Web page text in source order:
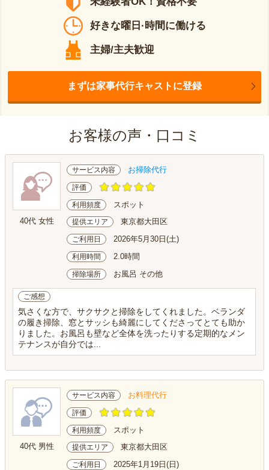
好きな曜日·時間に働ける
主婦/主夫歓迎
まずは家事代行キャストに登録
お客様の声・口コミ
40代 女性
サービス内容 お掃除代行
評価
利用頻度 スポット
提供エリア 東京都大田区
ご利用日 2026年5月30日(土)
利用時間 2.0時間
掃除場所 お風呂 その他
ご感想
気さくな方で、サクサクと掃除をしてくれました。ベランダ
の履き掃除、窓とサッシも綺麗にしてくださってとても助か
りました。お風呂も壁など全体を洗ったりする定期的なメン
テナンスが自分では...
40代 男性
サービス内容 お料理代行
評価
利用頻度 スポット
提供エリア 東京都大田区
ご利用日 2025年1月19日(日)